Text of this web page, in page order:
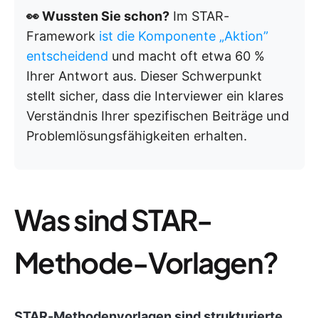
👀 Wussten Sie schon? Im STAR-
Framework ist die Komponente „Aktion”
entscheidend und macht oft etwa 60 %
Ihrer Antwort aus. Dieser Schwerpunkt
stellt sicher, dass die Interviewer ein klares
Verständnis Ihrer spezifischen Beiträge und
Problemlösungsfähigkeiten erhalten.
Was sind STAR-
Methode-Vorlagen?